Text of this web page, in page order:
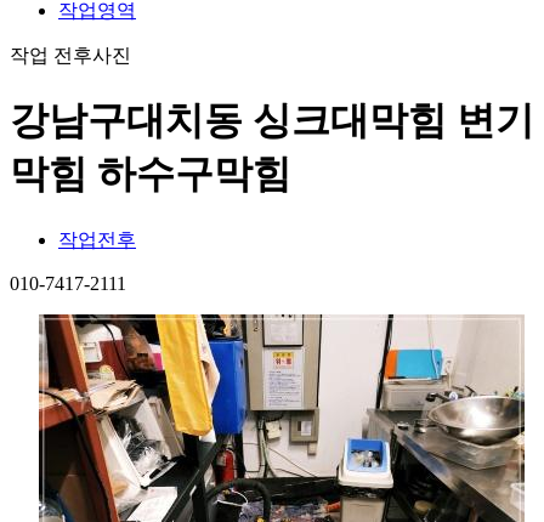
작업영역
작업 전후사진
강남구대치동 싱크대막힘 변기
막힘 하수구막힘
작업전후
010-7417-2111